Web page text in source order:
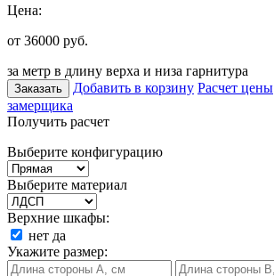
Цена:
от 36000 руб.
за метр в длину верха и низа гарнитура
Заказать Добавить в корзину Расчет цены
замерщика
Получить расчет
Выберите конфигурацию
Выберите материал
Верхние шкафы:
нет да
Укажите размер: